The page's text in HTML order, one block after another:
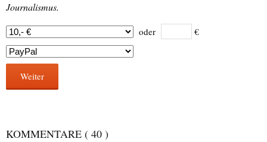
Journalismus.
oder €
Weiter
KOMMENTARE ( 40 )